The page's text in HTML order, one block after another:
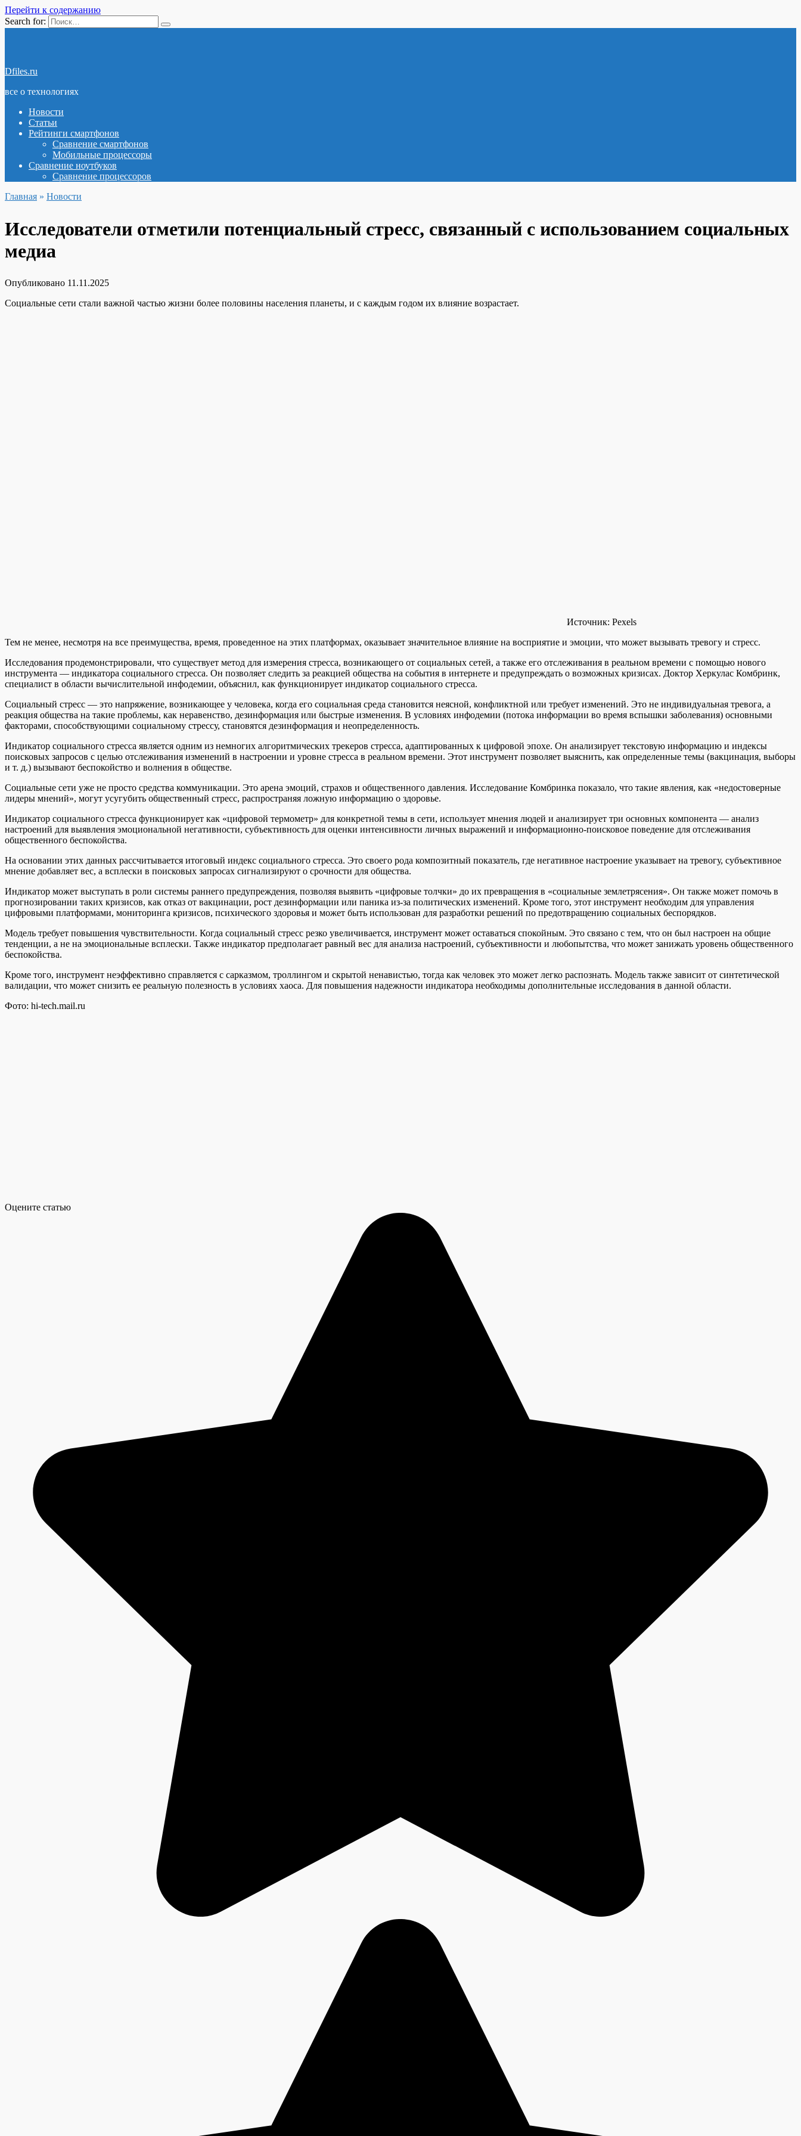
Перейти к содержанию
Search for:
Dfiles.ru
все о технологиях
Новости
Статьи
Рейтинги смартфонов
Сравнение смартфонов
Мобильные процессоры
Сравнение ноутбуков
Сравнение процессоров
Главная » Новости
Исследователи отметили потенциальный стресс, связанный с использованием социальных
медиа
Опубликовано 11.11.2025
Социальные сети стали важной частью жизни более половины населения планеты, и с каждым годом их влияние возрастает.
Источник: Pexels
Тем не менее, несмотря на все преимущества, время, проведенное на этих платформах, оказывает значительное влияние на восприятие и эмоции, что может вызывать тревогу и стресс.
Исследования продемонстрировали, что существует метод для измерения стресса, возникающего от социальных сетей, а также его отслеживания в реальном времени с помощью нового
инструмента — индикатора социального стресса. Он позволяет следить за реакцией общества на события в интернете и предупреждать о возможных кризисах. Доктор Херкулас Комбринк,
специалист в области вычислительной инфодемии, объяснил, как функционирует индикатор социального стресса.
Социальный стресс — это напряжение, возникающее у человека, когда его социальная среда становится неясной, конфликтной или требует изменений. Это не индивидуальная тревога, а
реакция общества на такие проблемы, как неравенство, дезинформация или быстрые изменения. В условиях инфодемии (потока информации во время вспышки заболевания) основными
факторами, способствующими социальному стрессу, становятся дезинформация и неопределенность.
Индикатор социального стресса является одним из немногих алгоритмических трекеров стресса, адаптированных к цифровой эпохе. Он анализирует текстовую информацию и индексы
поисковых запросов с целью отслеживания изменений в настроении и уровне стресса в реальном времени. Этот инструмент позволяет выяснить, как определенные темы (вакцинация, выборы
и т. д.) вызывают беспокойство и волнения в обществе.
Социальные сети уже не просто средства коммуникации. Это арена эмоций, страхов и общественного давления. Исследование Комбринка показало, что такие явления, как «недостоверные
лидеры мнений», могут усугубить общественный стресс, распространяя ложную информацию о здоровье.
Индикатор социального стресса функционирует как «цифровой термометр» для конкретной темы в сети, использует мнения людей и анализирует три основных компонента — анализ
настроений для выявления эмоциональной негативности, субъективность для оценки интенсивности личных выражений и информационно-поисковое поведение для отслеживания
общественного беспокойства.
На основании этих данных рассчитывается итоговый индекс социального стресса. Это своего рода композитный показатель, где негативное настроение указывает на тревогу, субъективное
мнение добавляет вес, а всплески в поисковых запросах сигнализируют о срочности для общества.
Индикатор может выступать в роли системы раннего предупреждения, позволяя выявить «цифровые толчки» до их превращения в «социальные землетрясения». Он также может помочь в
прогнозировании таких кризисов, как отказ от вакцинации, рост дезинформации или паника из-за политических изменений. Кроме того, этот инструмент необходим для управления
цифровыми платформами, мониторинга кризисов, психического здоровья и может быть использован для разработки решений по предотвращению социальных беспорядков.
Модель требует повышения чувствительности. Когда социальный стресс резко увеличивается, инструмент может оставаться спокойным. Это связано с тем, что он был настроен на общие
тенденции, а не на эмоциональные всплески. Также индикатор предполагает равный вес для анализа настроений, субъективности и любопытства, что может занижать уровень общественного
беспокойства.
Кроме того, инструмент неэффективно справляется с сарказмом, троллингом и скрытой ненавистью, тогда как человек это может легко распознать. Модель также зависит от синтетической
валидации, что может снизить ее реальную полезность в условиях хаоса. Для повышения надежности индикатора необходимы дополнительные исследования в данной области.
Фото: hi-tech.mail.ru
Оцените статью